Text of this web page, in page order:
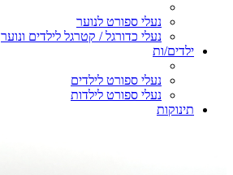
נעלי ספורט לנוער
נעלי כדורגל / קטרגל לילדים ונוער
ילדים/ות
נעלי ספורט לילדים
נעלי ספורט לילדות
תינוקות